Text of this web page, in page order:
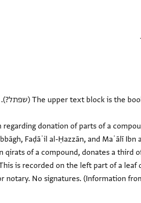
regarding donation of parts of a
Faḍāʾil al-Ḥazzān, and Maʿālī
qirats of a compound, donates a
is recorded on the left part of a
notary. No signatures. (Information